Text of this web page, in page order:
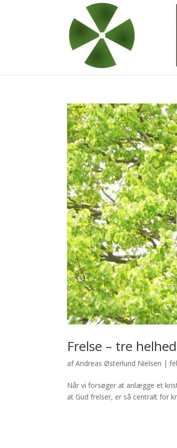
Frelse – tre
afAndreas Østerlund Nielsen |
Når vi forsøger at anlægge et
at Gud frelser, er så centralt for